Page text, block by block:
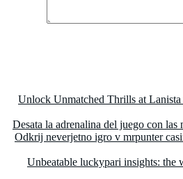
Unlock Unmatched Thrills at
Desata la adrenalina del juego con las
Odkrij neverjetno igro v mrpunter
Unbeatable luckypari insights: the